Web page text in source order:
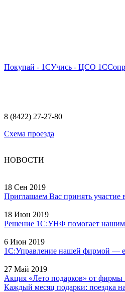
Покупай - 1СУчись - ЦСО 1С
8 (8422) 27-27-80
Схема проезда
НОВОСТИ
18 Сен 2019
Приглашаем Вас принять участие
18 Июн 2019
Решение 1С:УНФ помогает нашим
6 Июн 2019
1С:Управление нашей фирмой —
27 Май 2019
Акция «Лето подарков» от фирмы
Каждый месяц подарки: поездка